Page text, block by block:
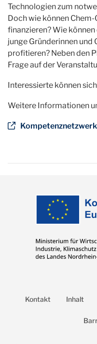
Technologien zum
Doch wie können
finanzieren? Wie
junge Gründerinnen und
profitieren? Neben den
Frage auf der
Interessierte können
Weitere Informationen
Kontakt Inhalt